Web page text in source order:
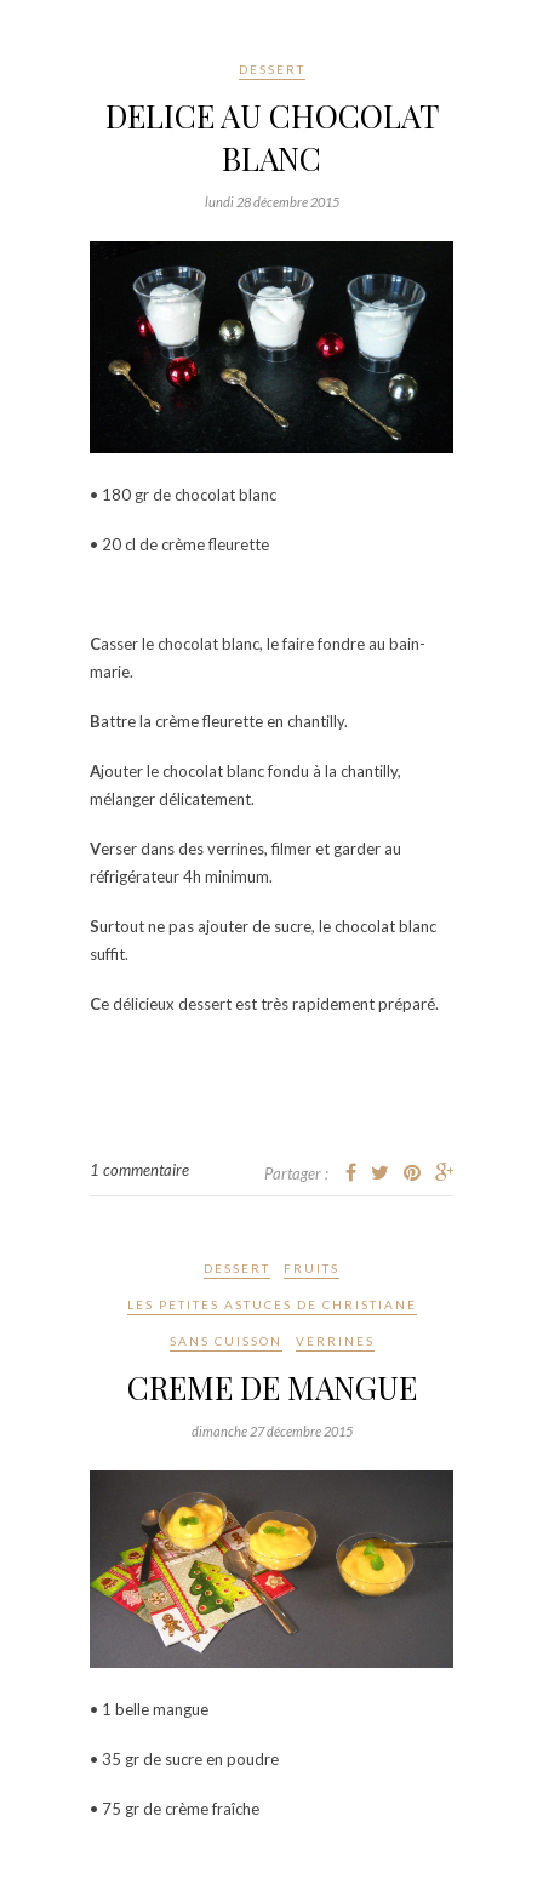
DESSERT
DELICE AU CHOCOLAT
BLANC
lundi 28 décembre 2015
• 180 gr de chocolat blanc
• 20 cl de crème fleurette
Casser le chocolat blanc, le faire fondre au bain-
marie.
Battre la crème fleurette en chantilly.
Ajouter le chocolat blanc fondu à la chantilly,
mélanger délicatement.
Verser dans des verrines, filmer et garder au
réfrigérateur 4h minimum.
Surtout ne pas ajouter de sucre, le chocolat blanc
suffit.
Ce délicieux dessert est très rapidement préparé.
1 commentaire Partager :
DESSERT FRUITS
LES PETITES ASTUCES DE CHRISTIANE
SANS CUISSON VERRINES
CREME DE MANGUE
dimanche 27 décembre 2015
• 1 belle mangue
• 35 gr de sucre en poudre
• 75 gr de crème fraîche